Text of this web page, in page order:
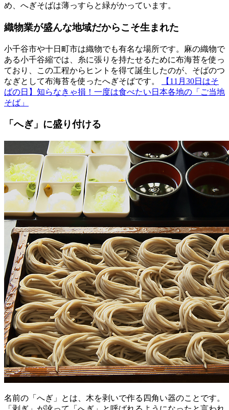
め、へぎそばは薄っすらと緑がかっています。
織物業が盛んな地域だからこそ生まれた
小千谷市や十日町市は織物でも有名な場所です。麻の織物で
ある小千谷縮では、糸に張りを持たせるために布海苔を使っ
ており、この工程からヒントを得て誕生したのが、そばのつ
なぎとして布海苔を使ったへぎそばです。
【11月30日はそ
ばの日】知らなきゃ損！一度は食べたい日本各地の「ご当地
そば」
「へぎ」に盛り付ける
名前の「へぎ」とは、木を剥いで作る四角い器のことです。